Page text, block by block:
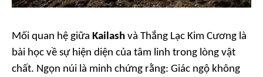
Mối quan hệ giữa Kailash và Thắng Lạc Kim Cương là
bài học về sự hiện diện của tâm linh trong lòng vật
chất. Ngọn núi là minh chứng rằng: Giác ngộ không